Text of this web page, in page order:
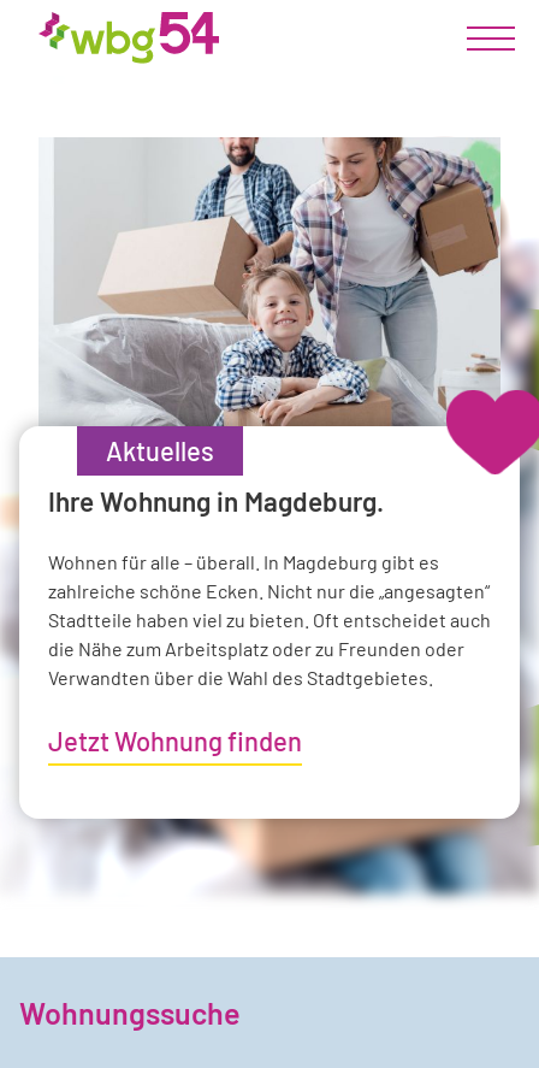
Aktuelles
Ihre Wohnung in Magdeburg.
Wohnen für alle – überall. In Magdeburg gibt es
zahlreiche schöne Ecken. Nicht nur die „angesagten“
Stadtteile haben viel zu bieten. Oft entscheidet auch
die Nähe zum Arbeitsplatz oder zu Freunden oder
Verwandten über die Wahl des Stadtgebietes.
Jetzt Wohnung finden
Wohnmagazine
Neue Ausgabe unseres
Spannende Einblicke, Neuigkeiten aus unseren
Wohngebieten und Geschichten aus unserer
Genossenschaft – das aktuelle Wohnmagazin der
WBG 1954 ist jetzt online.
Viel Freude beim Lesen!
Die 54er
Aktueller Geschäftsbericht
Wir blicken zurück auf ein erfolgreiches Jahr voller
Projekte, Investitionen und gemeinschaftlicher
Entwicklungen. Der aktuelle Geschäftsbericht der
WBG 1954 steht ab sofort online zum Download
bereit.
Zu den Geschäftsberichten
Wohnungssuche